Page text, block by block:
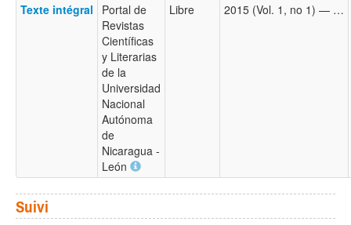
Texte intégral
Portal de
Revistas
Científicas
y Literarias
de la
Universidad
Nacional
Autónoma
de
Nicaragua -
León
Libre 2015 (Vol. 1, no 1) — …
Suivi